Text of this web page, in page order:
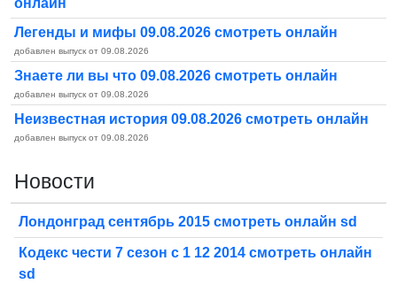
онлайн
Легенды и мифы 09.08.2026 смотреть онлайн
добавлен выпуск от 09.08.2026
Знаете ли вы что 09.08.2026 смотреть онлайн
добавлен выпуск от 09.08.2026
Неизвестная история 09.08.2026 смотреть онлайн
добавлен выпуск от 09.08.2026
Новости
Лондонград сентябрь 2015 смотреть онлайн sd
Кодекс чести 7 сезон с 1 12 2014 смотреть онлайн
sd